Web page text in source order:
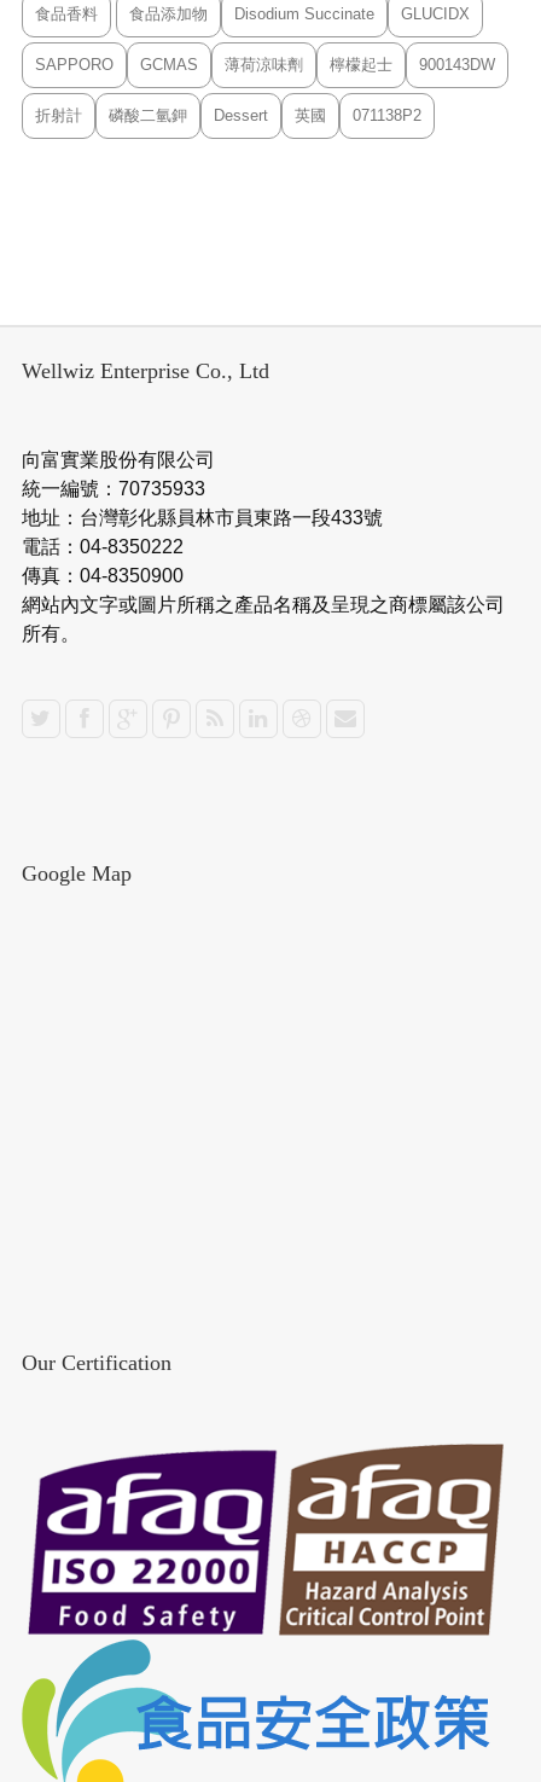
食品香料 食品添加物 Disodium Succinate GLUCIDX
SAPPORO GCMAS 薄荷涼味劑 檸檬起士 900143DW
折射計 磷酸二氫鉀 Dessert 英國 071138P2
Wellwiz Enterprise Co., Ltd
向富實業股份有限公司
統一編號：70735933
地址：台灣彰化縣員林市員東路一段433號
電話：04-8350222
傳真：04-8350900
網站內文字或圖片所稱之產品名稱及呈現之商標屬該公司
所有。
Google Map
Our Certification